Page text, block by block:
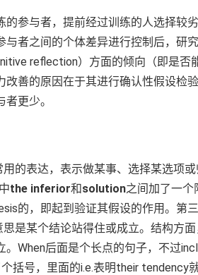
参与者，提前经过训练的人选择较
者之间的个体差异进行控制后，研
reflection）方面的倾向（即是否
改善的原因在于其进行确认性假设
更少。
的表达，表示做某事、选择某选项
中the inferior和solution之间加了一个
的，即起到验证其假设的作用。第
是某个结论站得住或成立。结构方
When后面是个长点的句子，不过
号，里面的i.e.表明their tendency